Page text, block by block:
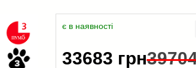
є в наявності
33683 грн